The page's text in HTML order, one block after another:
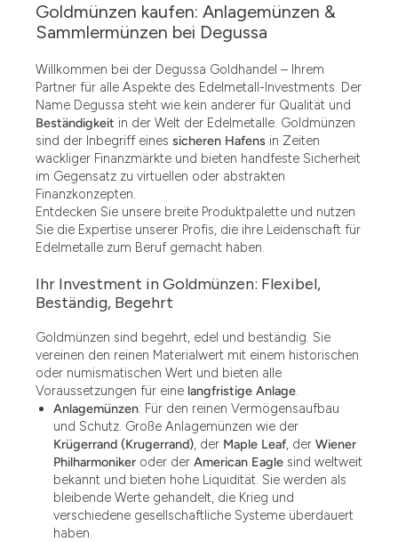
Goldmünzen kaufen: Anlagemünzen &
Sammlermünzen bei Degussa
Willkommen bei der Degussa Goldhandel – Ihrem
Partner für alle Aspekte des Edelmetall-Investments. Der
Name Degussa steht wie kein anderer für Qualität und
Beständigkeit in der Welt der Edelmetalle. Goldmünzen
sind der Inbegriff eines sicheren Hafens in Zeiten
wackliger Finanzmärkte und bieten handfeste Sicherheit
im Gegensatz zu virtuellen oder abstrakten
Finanzkonzepten.
Entdecken Sie unsere breite Produktpalette und nutzen
Sie die Expertise unserer Profis, die ihre Leidenschaft für
Edelmetalle zum Beruf gemacht haben.
Ihr Investment in Goldmünzen: Flexibel,
Beständig, Begehrt
Goldmünzen sind begehrt, edel und beständig. Sie
vereinen den reinen Materialwert mit einem historischen
oder numismatischen Wert und bieten alle
Voraussetzungen für eine langfristige Anlage.
Anlagemünzen: Für den reinen Vermögensaufbau
und Schutz. Große Anlagemünzen wie der
Krügerrand (Krugerrand), der Maple Leaf, der Wiener
Philharmoniker oder der American Eagle sind weltweit
bekannt und bieten hohe Liquidität. Sie werden als
bleibende Werte gehandelt, die Krieg und
verschiedene gesellschaftliche Systeme überdauert
haben.